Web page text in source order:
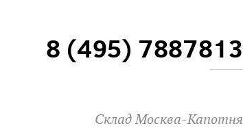
8 (495) 7887813
Склад Москва-Капотня